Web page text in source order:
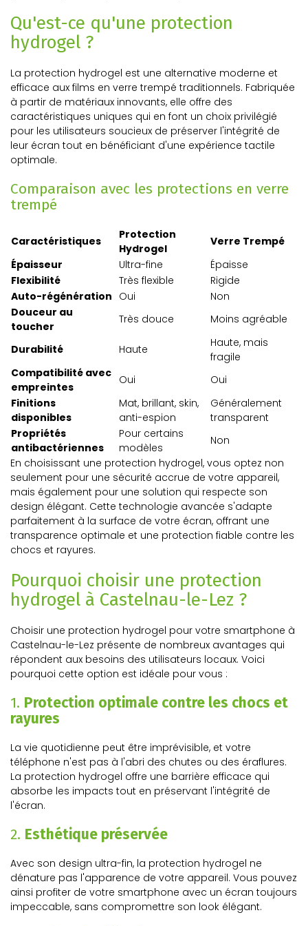
Qu'est-ce qu'une protection
hydrogel ?
La protection hydrogel est une alternative moderne et
efficace aux films en verre trempé traditionnels. Fabriquée
à partir de matériaux innovants, elle offre des
caractéristiques uniques qui en font un choix privilégié
pour les utilisateurs soucieux de préserver l'intégrité de
leur écran tout en bénéficiant d'une expérience tactile
optimale.
Comparaison avec les protections en verre
trempé
Caractéristiques
Protection
Hydrogel
Verre Trempé
Épaisseur
Ultra-fine
Épaisse
Flexibilité
Très flexible
Rigide
Auto-régénération Oui
Non
Douceur au
toucher
Très douce Moins agréable
Durabilité Haute
Haute, mais
fragile
Compatibilité avec
empreintes
Oui
Oui
Finitions
disponibles
Mat, brillant, skin,
anti-espion
Généralement
transparent
Propriétés
antibactériennes
Pour certains
modèles
Non
En choisissant une protection hydrogel, vous optez non
seulement pour une sécurité accrue de votre appareil,
mais également pour une solution qui respecte son
design élégant. Cette technologie avancée s'adapte
parfaitement à la surface de votre écran, offrant une
transparence optimale et une protection fiable contre les
chocs et rayures.
Pourquoi choisir une protection
hydrogel à Castelnau-le-Lez ?
Choisir une protection hydrogel pour votre smartphone à
Castelnau-le-Lez présente de nombreux avantages qui
répondent aux besoins des utilisateurs locaux. Voici
pourquoi cette option est idéale pour vous :
1. Protection optimale contre les chocs et
rayures
La vie quotidienne peut être imprévisible, et votre
téléphone n'est pas à l'abri des chutes ou des éraflures.
La protection hydrogel offre une barrière efficace qui
absorbe les impacts tout en préservant l'intégrité de
l'écran.
2. Esthétique préservée
Avec son design ultra-fin, la protection hydrogel ne
dénature pas l'apparence de votre appareil. Vous pouvez
ainsi profiter de votre smartphone avec un écran toujours
impeccable, sans compromettre son look élégant.